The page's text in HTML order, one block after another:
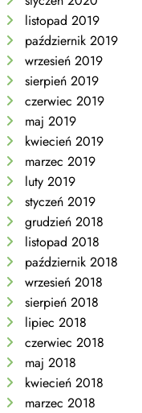
listopad 2019
październik 2019
wrzesień 2019
sierpień 2019
czerwiec 2019
maj 2019
kwiecień 2019
marzec 2019
luty 2019
styczeń 2019
grudzień 2018
listopad 2018
październik 2018
wrzesień 2018
sierpień 2018
lipiec 2018
czerwiec 2018
maj 2018
kwiecień 2018
marzec 2018